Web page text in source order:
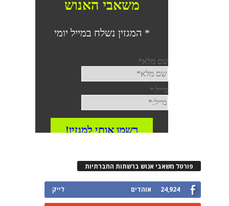
פורטל משאבי אנוש ברשתות החברתיות
24,924 אוהדים לייק